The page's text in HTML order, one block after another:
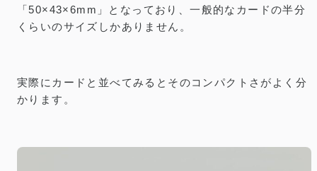
「50×43×6mm」となっており、一般的なカードの半分
くらいのサイズしかありません。
実際にカードと並べてみるとそのコンパクトさがよく分
かります。